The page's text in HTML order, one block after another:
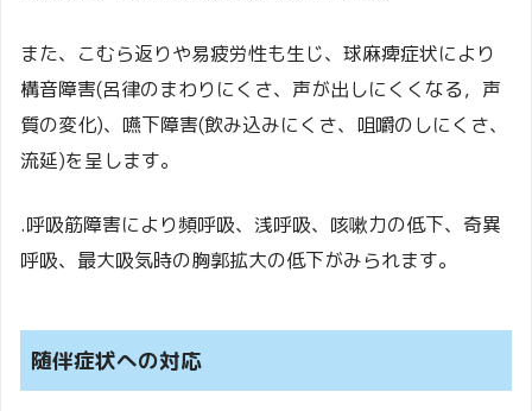
また、こむら返りや易疲労性も生じ、球麻痺症状により
構音障害(呂律のまわりにくさ、声が出しにくくなる，声
質の変化)、嚥下障害(飲み込みにくさ、咀嚼のしにくさ、
流延)を呈します。
.呼吸筋障害により頻呼吸、浅呼吸、咳嗽力の低下、奇異
呼吸、最大吸気時の胸郭拡大の低下がみられます。
随伴症状への対応